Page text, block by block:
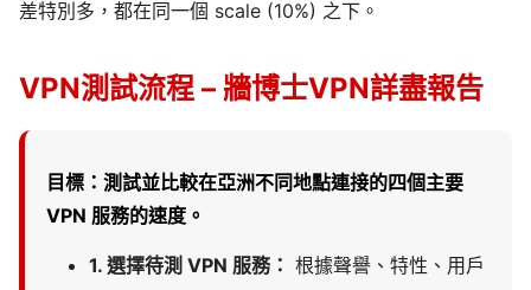
差特別多，都在同一個 scale (10%) 之下。
VPN測試流程 – 牆博士VPN詳盡報告
目標：測試並比較在亞洲不同地點連接的四個主要
VPN 服務的速度。
1. 選擇待測 VPN 服務： 根據聲譽、特性、用戶